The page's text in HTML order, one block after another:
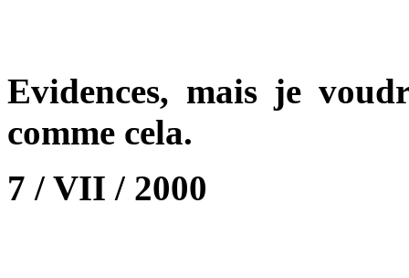
Evidences, mais je
comme cela.
7 / VII / 2000